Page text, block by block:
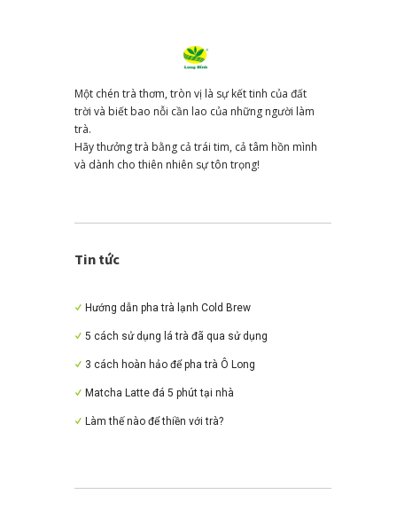
Một chén trà thơm, tròn vị là sự kết tinh của đất
trời và biết bao nỗi cần lao của những người làm
trà.
Hãy thưởng trà bằng cả trái tim, cả tâm hồn mình
và dành cho thiên nhiên sự tôn trọng!
Tin tức
Hướng dẫn pha trà lạnh Cold Brew
5 cách sử dụng lá trà đã qua sử dụng
3 cách hoàn hảo để pha trà Ô Long
Matcha Latte đá 5 phút tại nhà
Làm thế nào để thiền với trà?